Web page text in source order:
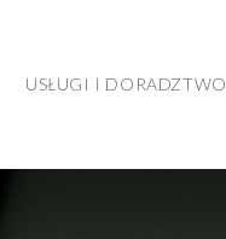
USŁUGI I DORADZTWO